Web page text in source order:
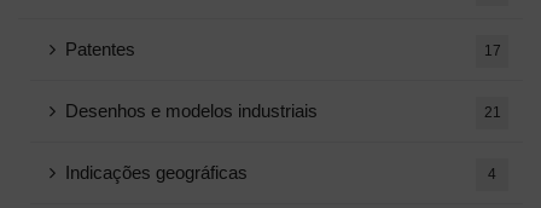
Patentes 17
Desenhos e modelos industriais 21
Indicações geográficas 4